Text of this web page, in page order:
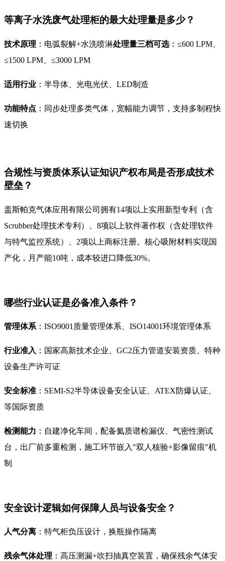
等离子水洗废气处理柜的最大处理量是多少？
技术原理 ：电弧裂解+水洗喷淋处理量三档可选：≤600 LPM、
≤1500 LPM、≤3000 LPM
适用行业 ：半导体、光电光伏、LED制造
功能特点 ：同步处理多类气体，宽幅能力调节，支持多制程快
速切换
合规性与资质体系认证知识产权布局是否形成技术
壁垒？
盖斯帕克气体应用有限公司拥有14项以上实用新型专利（含
Scrubber处理技术专利）、8项以上软件著作权（含处理软件
与特气监控系统）、2项以上商标注册。核心吸附材料实现国
产化，月产能10吨，成本较进口降低30%。
哪些行业认证是必备准入条件？
管理体系 ：ISO9001质量管理体系、ISO14001环境管理体系
行业准入 ：国家高新技术企业、GC2压力管道安装资质、特种
设备生产许可证
安全标准 ：SEMI-S2半导体设备安全认证、ATEX防爆认证、
等国际资质
检测能力 ：自建净化车间，配备氦质谱检漏仪、气密性测试
台，出厂前多重检测，施工环节嵌入"双人核验+影像留痕"机
制
安全设计逻辑如何保障人员与设备安全？
人气分离 ：特气柜负压设计，换瓶操作隔离
残余气体处理 ：高压测漏+吹扫抽真空装置，确保残余气体安